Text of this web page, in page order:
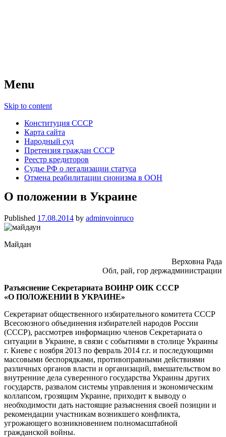
Menu
Skip to content
Конституция СССР
Карта сайта
Народный суд
Претензия граждан СССР
Реестр кредиторов
Судье РФ о легализации статуса
Отмена реабилитации сионизма в ООН
О положении в Украине
Published 17.08.2014 by adminvoinruco
Майдан
Верховна Рада
Обл, рай, гор держадминистрации
Разъяснение Секретариата ВОИНР ОИК СССР
«О ПОЛОЖЕНИИ В УКРАИНЕ»
Секретариат общественного избирательного комитета СССР
Всесоюзного объединения избирателей народов России
(СССР), рассмотрев информацию членов Секретариата о
ситуации в Украине, в связи с событиями в столице Украины
г. Киеве с ноября 2013 по февраль 2014 г.г. и последующими
массовыми беспорядками, противоправными действиями
различных органов власти и организаций, вмешательством во
внутренние дела суверенного государства Украины других
государств, развалом системы управления и экономическим
коллапсом, грозящим Украине, приходит к выводу о
необходимости дать настоящие разъяснения своей позиции и
рекомендации участникам возникшего конфликта,
угрожающего возникновением полномасштабной
гражданской войны.